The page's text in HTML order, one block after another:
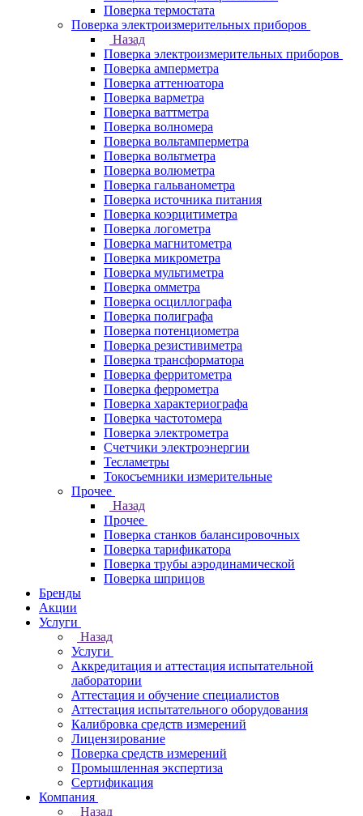
Поверка термостата
Поверка электроизмерительных приборов
Назад
Поверка электроизмерительных приборов
Поверка амперметра
Поверка аттенюатора
Поверка варметра
Поверка ваттметра
Поверка волномера
Поверка вольтамперметра
Поверка вольтметра
Поверка волюметра
Поверка гальванометра
Поверка источника питания
Поверка коэрцитиметра
Поверка логометра
Поверка магнитометра
Поверка микрометра
Поверка мультиметра
Поверка омметра
Поверка осциллографа
Поверка полиграфа
Поверка потенциометра
Поверка резистивиметра
Поверка трансформатора
Поверка ферритометра
Поверка феррометра
Поверка характериографа
Поверка частотомера
Поверка электрометра
Счетчики электроэнергии
Тесламетры
Токосъемники измерительные
Прочее
Назад
Прочее
Поверка станков балансировочных
Поверка тарификатора
Поверка трубы аэродинамической
Поверка шприцов
Бренды
Акции
Услуги
Назад
Услуги
Аккредитация и аттестация испытательной
лаборатории
Аттестация и обучение специалистов
Аттестация испытательного оборудования
Калибровка средств измерений
Лицензирование
Поверка средств измерений
Промышленная экспертиза
Сертификация
Компания
Назад